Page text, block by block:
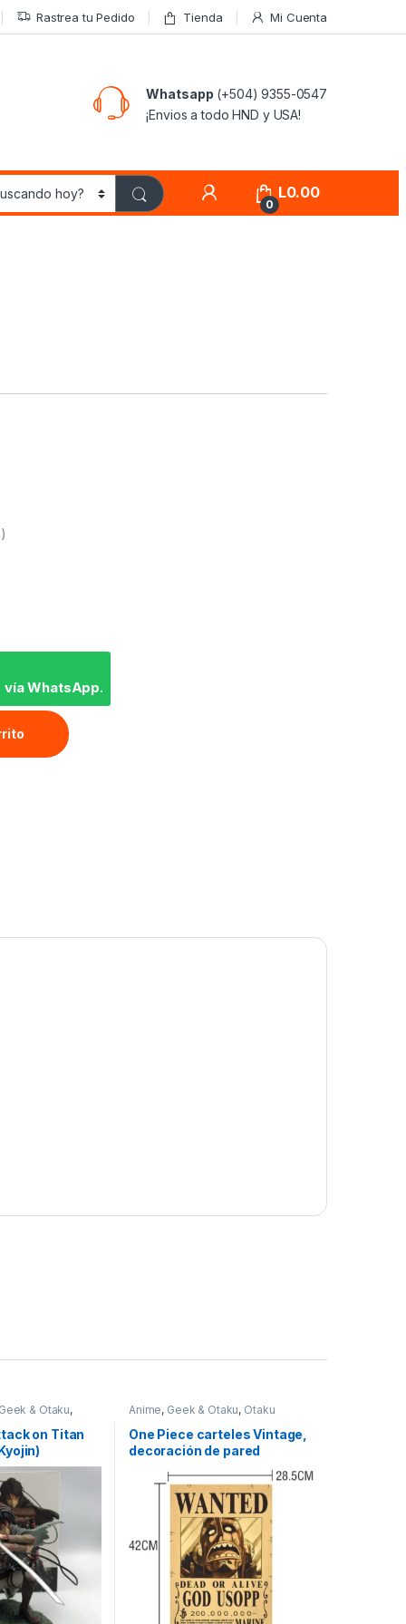
Rastrea tu Pedido Tienda Mi Cuenta
Whatsapp (+504) 9355-0547
¡Envios a todo HND y USA!
0
L0.00
vía WhatsApp.
Geek & Otaku,
on Titan
Anime, Geek & Otaku, Otaku
One Piece carteles Vintage,
decoración de pared